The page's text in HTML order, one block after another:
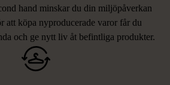
hand minskar du din miljöpåverkan
att köpa nyproducerade varor får du
och ge nytt liv åt befintliga produkter.